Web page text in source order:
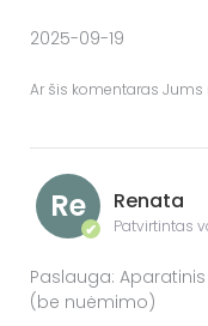
2025-09-19
Ar šis komentaras
Re
✔
Renata
Patvirtintas
Paslauga:
(be nuėmimo)